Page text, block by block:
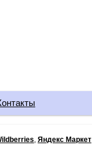
Яндекс Маркет